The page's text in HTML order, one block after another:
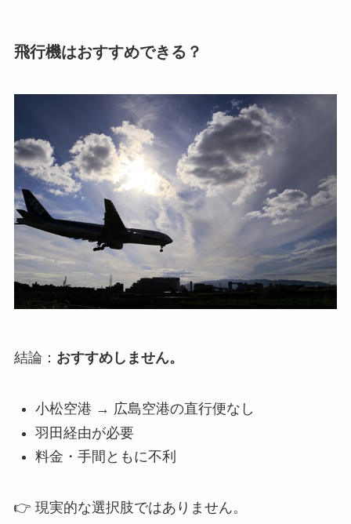
飛行機はおすすめできる？
結論： おすすめしません。
小松空港 → 広島空港の直行便なし
羽田経由が必要
料金・手間ともに不利
👉 現実的な選択肢ではありません。